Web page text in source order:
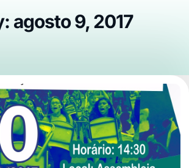
agosto 9, 2017